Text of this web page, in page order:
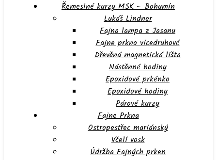
Řemeslné kurzy MSK – Bohumín
Lukáš Lindner
Fajna lampa z Jasanu
Fajne prkno vícedruhové
Dřevěná magnetická lišta
Nástěnné hodiny
Epoxidové prkénko
Epoxidové hodiny
Párové kurzy
Fajne Prkna
Ostropestřec mariánský
Včelí vosk
Údržba Fajných prken